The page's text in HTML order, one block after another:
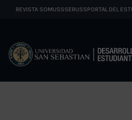
REVISTA SOMUSSSERUSSPORTAL DEL